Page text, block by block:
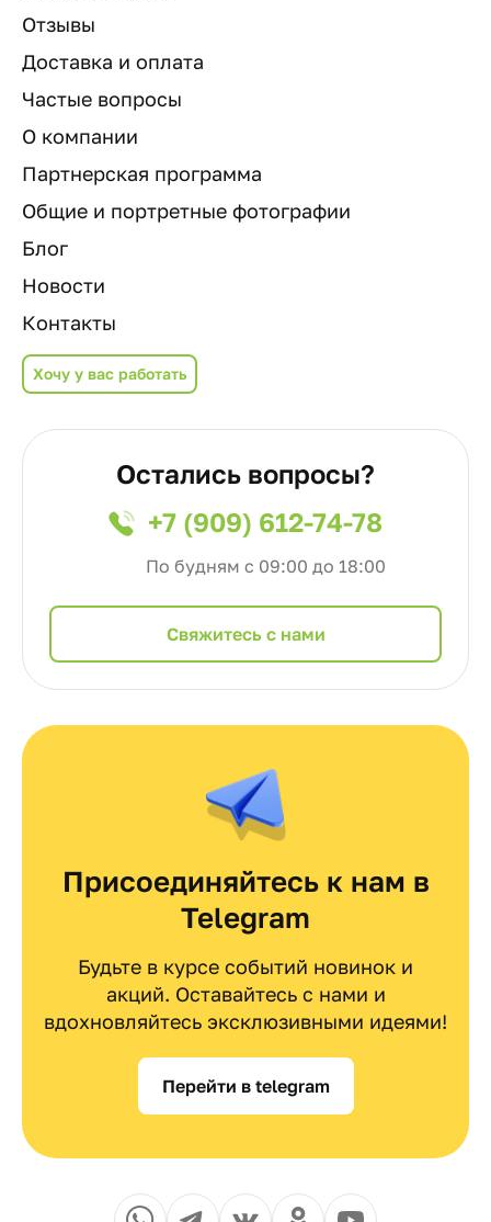
Отзывы
Доставка и оплата
Частые вопросы
О компании
Партнерская программа
Общие и портретные фотографии
Блог
Новости
Контакты
Хочу у вас работать
Остались вопросы?
+7 (909) 612-74-78
По будням с 09:00 до 18:00
Cвяжитесь с нами
Присоединяйтесь к нам в
Telegram
Будьте в курсе событий новинок и
акций. Оставайтесь с нами и
вдохновляйтесь эксклюзивными идеями!
Перейти в telegram